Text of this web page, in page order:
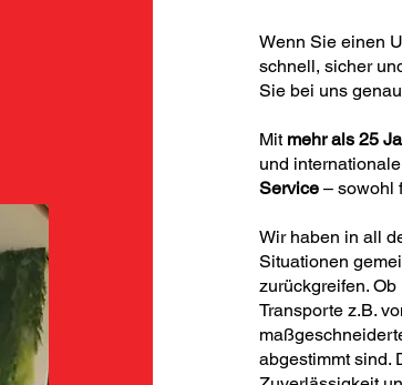
Wenn Sie einen
schnell, sicher
Sie bei uns
Mitmehr als 25
und
Service – sowohl
Wir haben in all
Situationen
zurückgreifen.
Transporte z.B.
abgestimmt sind.